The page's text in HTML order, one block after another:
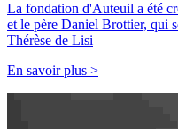
La fondation d'Auteuil a été
et le père Daniel Brottier, qui
Thérèse de Lisi
En savoir plus >